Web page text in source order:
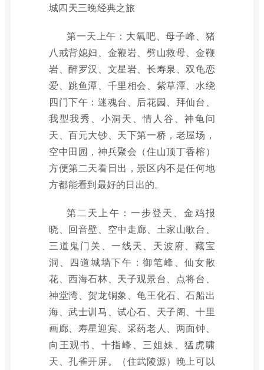
城四天三晚经典之旅
第一天上午：大氧吧、母子峰、猪
八戒背媳妇、金鞭岩、劈山救母、金鞭
岩、醉罗汉、文星岩、长寿泉、双龟恋
爱、跳鱼潭、千里相会、紫草潭、水绕
四门下午：迷魂台、后花园、拜仙台、
我型我秀、小洞天、情人谷、神龟问
天、百元大钞、天下第一桥，老屋场，
空中田园，神兵聚会（住山顶丁香榕）
方便第二天看日出，景区内不是任何地
方都能看到最好的日出的。
第二天上午：一步登天、金鸡报
晓、回音壁、空中走廊、土家山歌台、
三道鬼门关、一线天、天波府、藏宝
洞、四道城墙下午：御笔峰、仙女散
花、西海石林、天子观景台、点将台、
神堂湾、贺龙铜象、龟王化石、石船出
海、武士训马、试心石、天子阁、十里
画廊、寿星迎宾、采药老人、两面钟、
向王观书、十指峰、三姐妹、猛虎啸
天、孔雀开屏。（住武陵源）晚上可以